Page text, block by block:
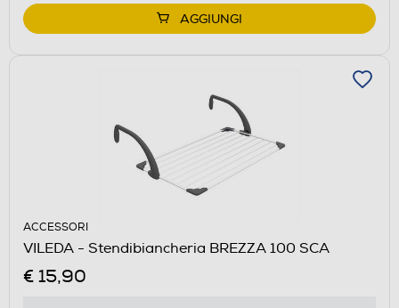
AGGIUNGI
ACCESSORI
VILEDA - Stendibiancheria BREZZA 100 SCA
€ 15,90